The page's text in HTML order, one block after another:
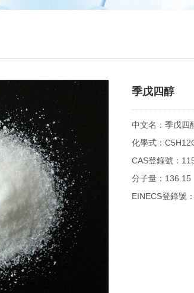
季戊四醇
中文名 ： 季戊四
化學式 ：
CAS登錄號 ：
分子量 ：136.15
EINECS登錄號